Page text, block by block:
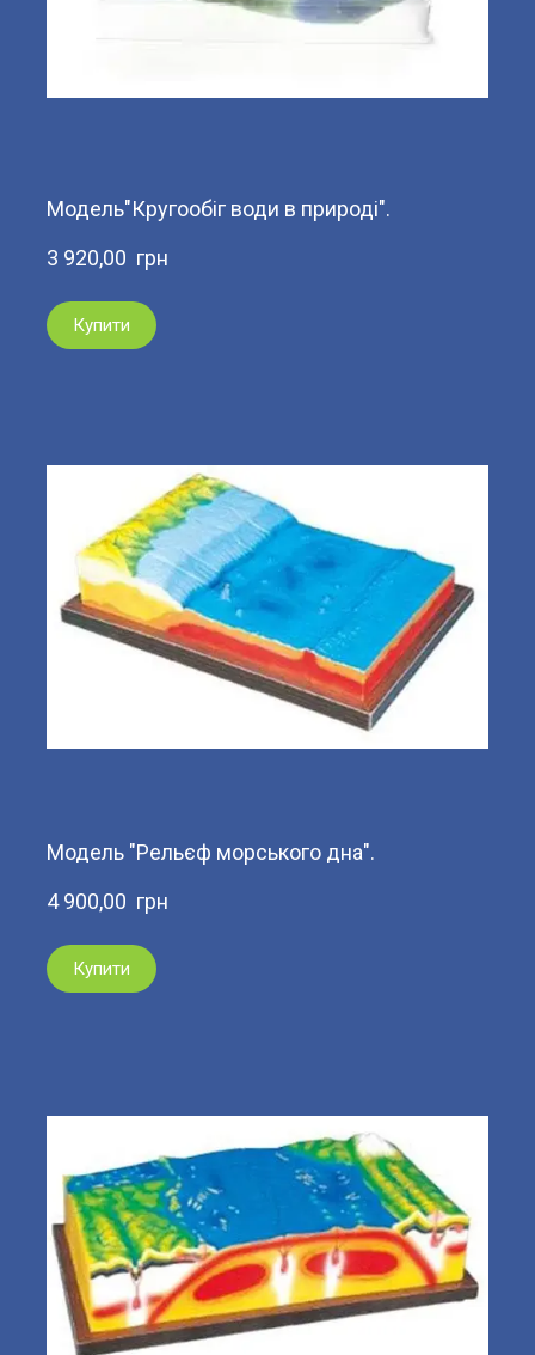
Модель"Кругообіг води в природі".
3 920,00  грн
Купити
Модель "Рельєф морського дна".
4 900,00  грн
Купити